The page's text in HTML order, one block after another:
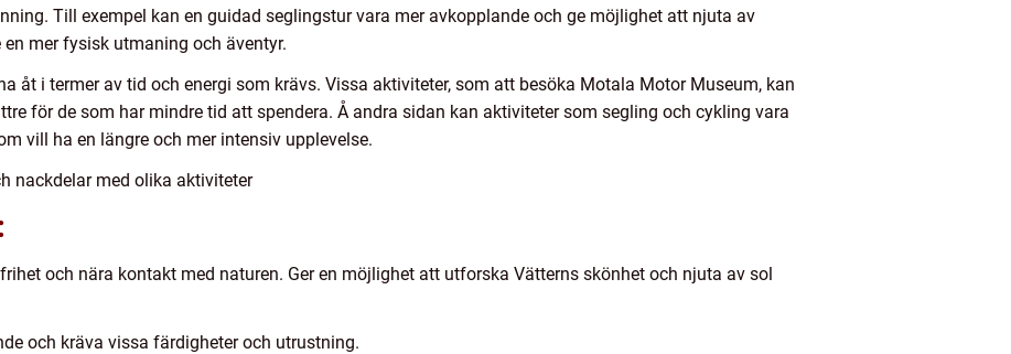
Till exempel kan en guidad seglingstur vara mer avkopplande och ge möjlighet att njuta av
mer fysisk utmaning och äventyr.
åt i termer av tid och energi som krävs. Vissa aktiviteter, som att besöka Motala Motor Museum, kan
för de som har mindre tid att spendera. Å andra sidan kan aktiviteter som segling och cykling vara
vill ha en längre och mer intensiv upplevelse.
nackdelar med olika aktiviteter
och nära kontakt med naturen. Ger en möjlighet att utforska Vätterns skönhet och njuta av sol
och kräva vissa färdigheter och utrustning.